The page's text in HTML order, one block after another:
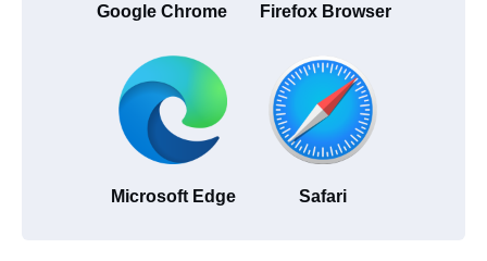
Google Chrome Firefox Browser
Microsoft Edge Safari